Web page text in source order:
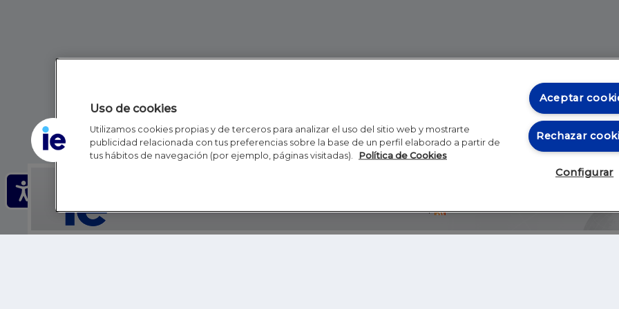
Inicio RSS
Uso de cookies
Utilizamos cookies propias y de terceros para analizar el uso del sitio web y mostrarte
publicidad relacionada con tus preferencias sobre la base de un perfil elaborado a partir de
tus hábitos de navegación (por ejemplo, páginas visitadas).
Política de Cookies
Aceptar
Rechazar
Configurar